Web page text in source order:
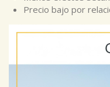
Precio bajo por